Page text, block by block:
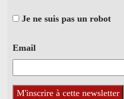
Je ne suis pas un robot
Email